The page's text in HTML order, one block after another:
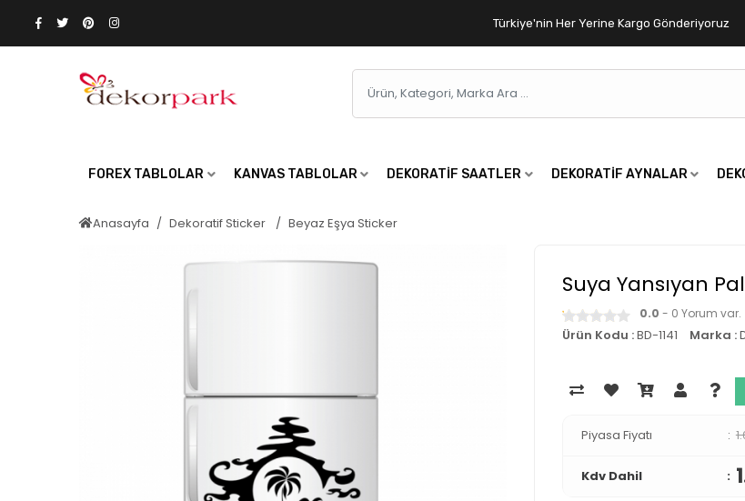
Türkiye'nin Her Yerine Kargo Gönderiyoruz
FOREX TABLOLAR KANVAS TABLOLAR DEKORATIF SAATLER DEKORATIF AYNALAR
Anasayfa Dekoratif Sticker Beyaz Eşya Sticker
Suya Yansıyan
0.0 - 0 Yorum var.
Ürün Kodu :BD-1141 Marka :
Piyasa Fiyatı
Kdv Dahil